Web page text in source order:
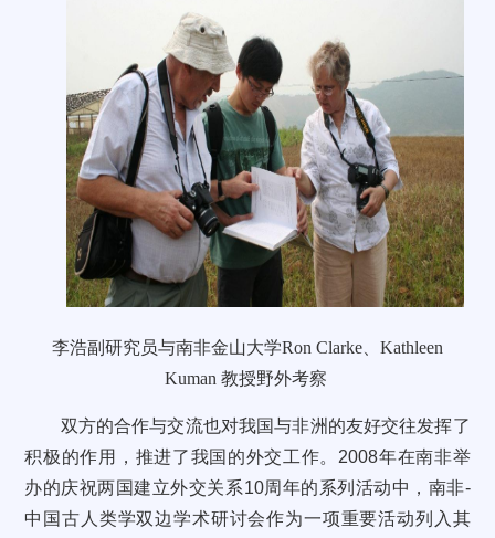
李浩副研究员与南非金山大学Ron Clarke
Kathleen
Kuman 教授野外考察
双方的合作与交流也对我国与非洲的友好交往发挥了
积极的作用，推进了我国的外交工作。 2008年在南非举
办的庆祝两国建立外交关系10周年的系列活动中，南非-
中国古人类学双边学术研讨会作为一项重要活动列入其